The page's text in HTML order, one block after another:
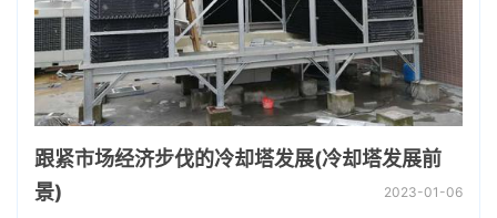
跟紧市场经济步伐的冷却塔发展(冷却塔发展前
景)
2023-01-06